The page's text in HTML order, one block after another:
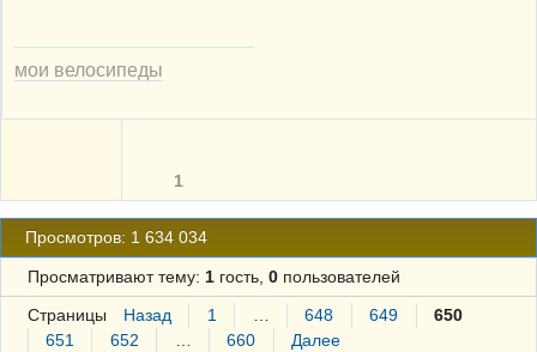
мои велосипеды
1
Просмотров: 1 634 034
Просматривают тему: 1гость, 0пользователей
Страницы Назад 1 648 649
650
651
652 660 Далее